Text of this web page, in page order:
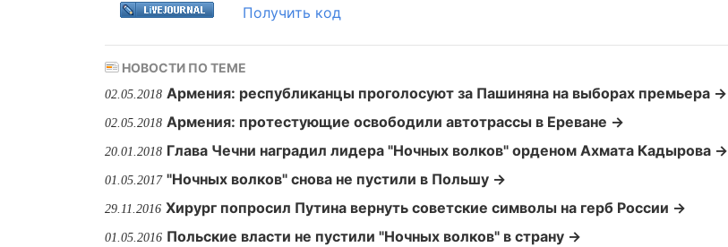
Получить код
НОВОСТИ ПО ТЕМЕ
02.05.2018 Армения: республиканцы проголосуют за Пашиняна на выборах премьера →
02.05.2018 Армения: протестующие освободили автотрассы в Ереване →
20.01.2018 Глава Чечни наградил лидера "Ночных волков" орденом Ахмата Кадырова →
01.05.2017 "Ночных волков" снова не пустили в Польшу →
29.11.2016 Хирург попросил Путина вернуть советские символы на герб России →
01.05.2016 Польские власти не пустили "Ночных волков" в страну →